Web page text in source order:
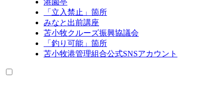
港園亭
「立入禁止」箇所
みなと出前講座
苫小牧クルーズ振興協議会
「釣り可能」箇所
苫小牧港管理組合公式SNSアカウント